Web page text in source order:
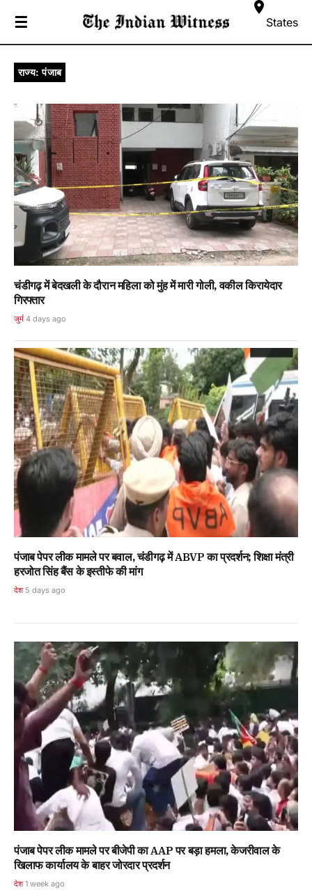
☰ States
राज्य: पंजाब
चंडीगढ़ में बेदखली के दौरान महिला को मुंह में मारी गोली, वकील किरायेदार
गिरफ्तार
जुर्म 4 days ago
पंजाब पेपर लीक मामले पर बवाल, चंडीगढ़ में ABVP का प्रदर्शन; शिक्षा मंत्री
हरजोत सिंह बैंस के इस्तीफे की मांग
देश 5 days ago
पंजाब पेपर लीक मामले पर बीजेपी का AAP पर बड़ा हमला, केजरीवाल के
खिलाफ कार्यालय के बाहर जोरदार प्रदर्शन
देश 1 week ago